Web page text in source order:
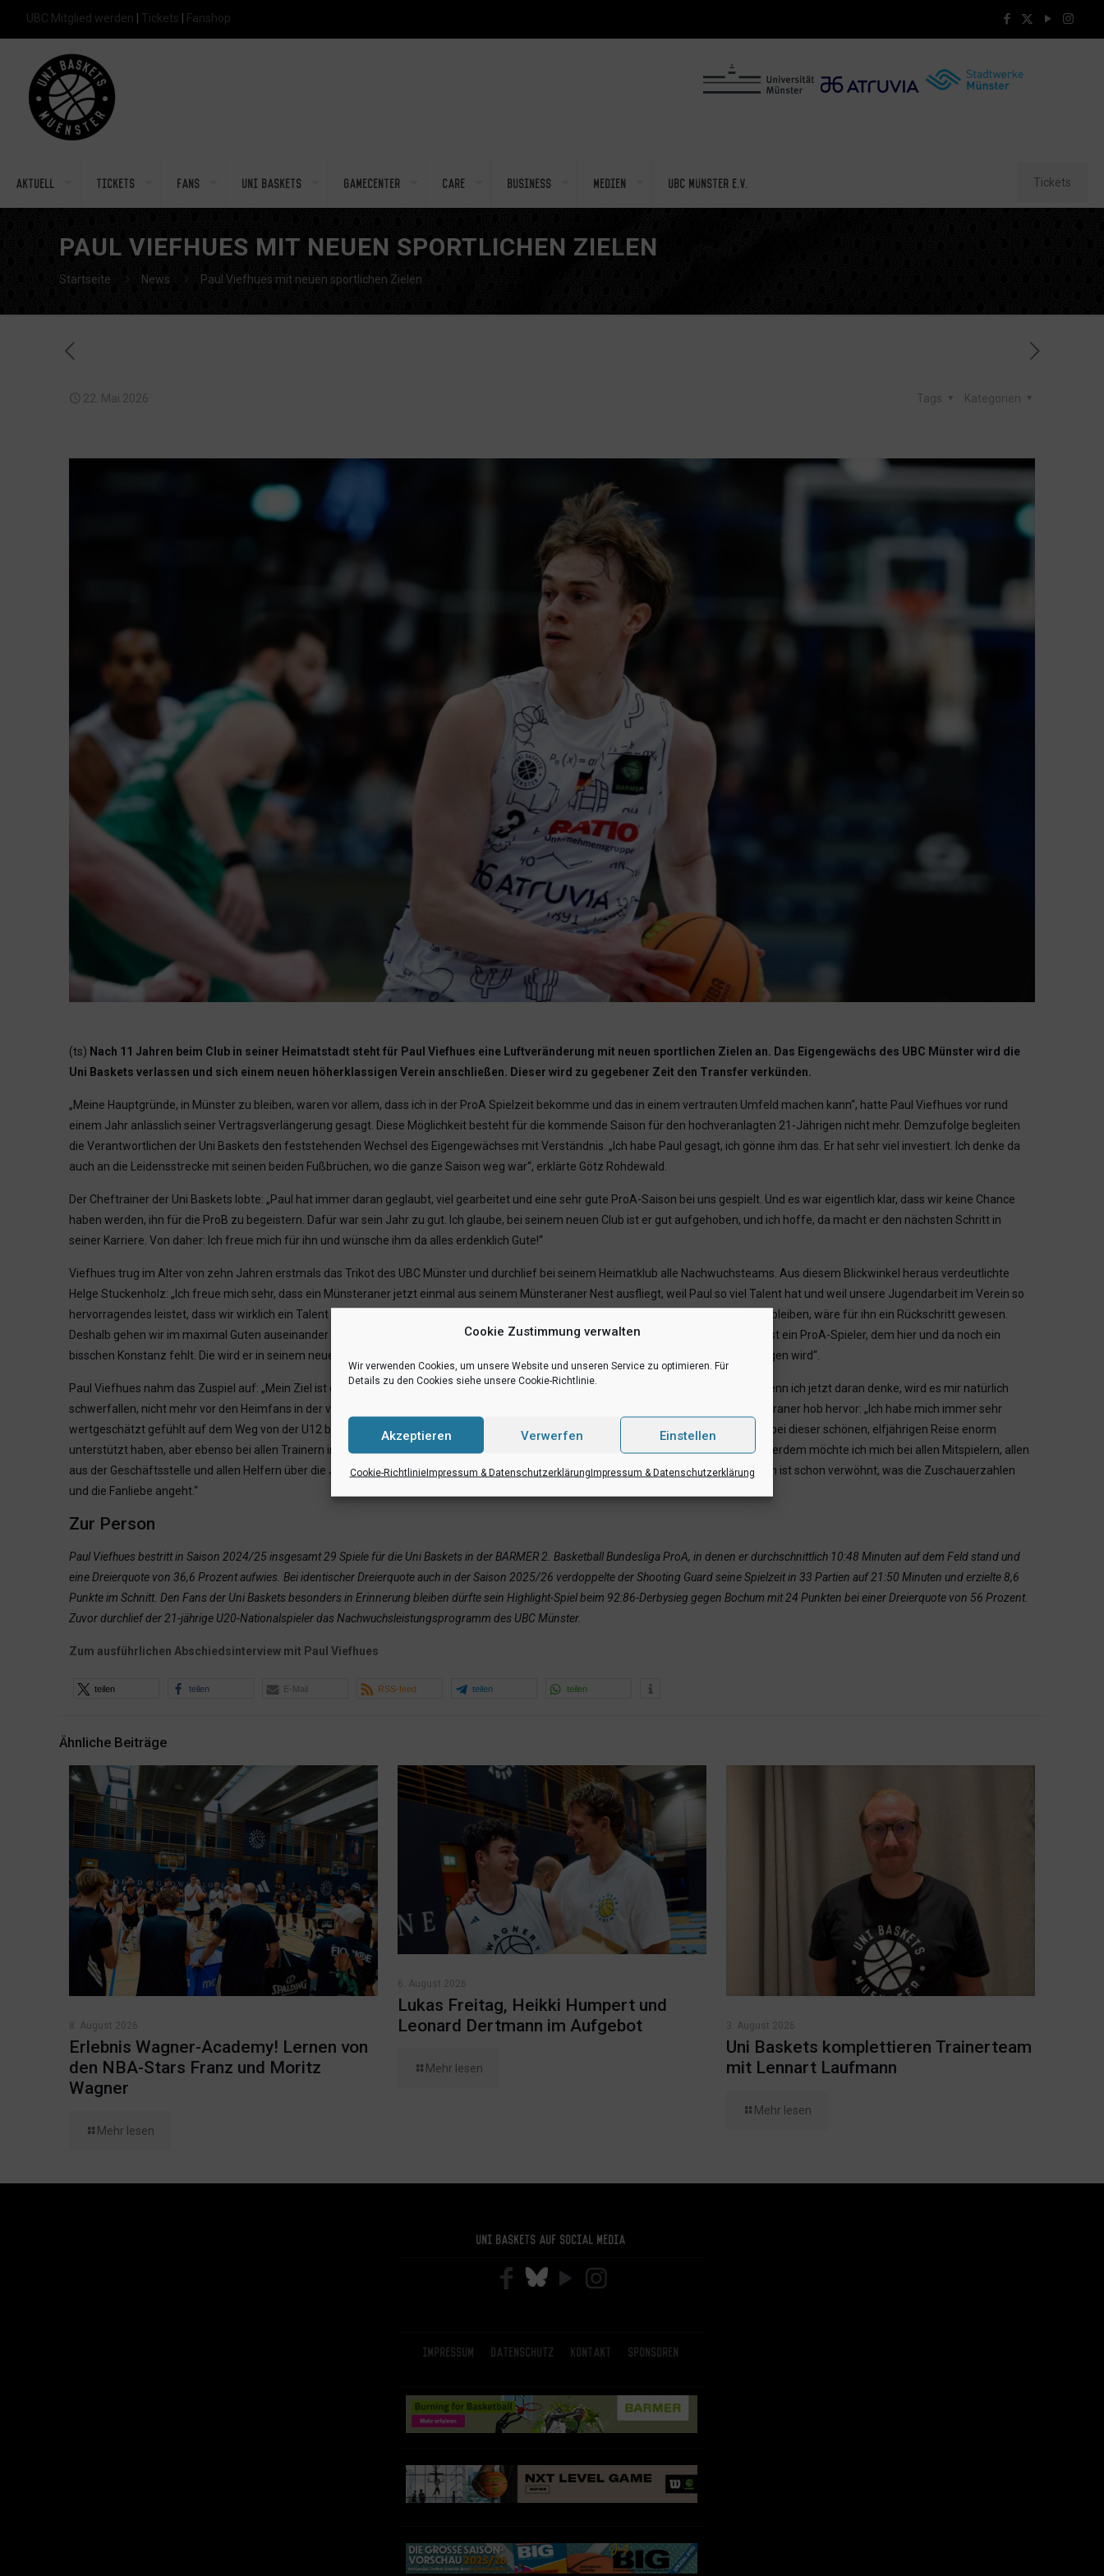
Cookie Zustimmung verwalten
Wir verwenden Cookies, um unsere Website und unseren Service zu optimieren. Für
Details zu den Cookies siehe unsere Cookie-Richtlinie.
Akzeptieren Verwerfen Einstellen
Cookie-RichtlinieImpressum & DatenschutzerklärungImpressum & Datenschutzerklärung
UBC Mitglied werden Tickets Fanshop
Aktuell Tickets Fans Uni Baskets Gamecenter Care Business Medien UBC Münster e.V. Tickets
PAUL VIEFHUES MIT NEUEN SPORTLICHEN ZIELEN
Startseite News Paul Viefhues mit neuen sportlichen Zielen
22. Mai 2026 Kategorien
Tags
(ts) Nach 11 Jahren beim Club in seiner Heimatstadt steht für Paul Viefhues eine Luftveränderung mit neuen sportlichen Zielen an. Das Eigengewächs des UBC Münster wird die
Uni Baskets verlassen und sich einem neuen höherklassigen Verein anschließen. Dieser wird zu gegebener Zeit den Transfer verkünden.
„Meine Hauptgründe, in Münster zu bleiben, waren vor allem, dass ich in der ProA Spielzeit bekomme und das in einem vertrauten Umfeld machen kann“, hatte Paul Viefhues vor rund
einem Jahr anlässlich seiner Vertragsverlängerung gesagt. Diese Möglichkeit besteht für die kommende Saison für den hochveranlagten 21-Jährigen nicht mehr. Demzufolge begleiten
die Verantwortlichen der Uni Baskets den feststehenden Wechsel des Eigengewächses mit Verständnis. „Ich habe Paul gesagt, ich gönne ihm das. Er hat sehr viel investiert. Ich denke da
auch an die Leidensstrecke mit seinen beiden Fußbrüchen, wo die ganze Saison weg war“, erklärte Götz Rohdewald.
Der Cheftrainer der Uni Baskets lobte: „Paul hat immer daran geglaubt, viel gearbeitet und eine sehr gute ProA-Saison bei uns gespielt. Und es war eigentlich klar, dass wir keine Chance
haben werden, ihn für die ProB zu begeistern. Dafür war sein Jahr zu gut. Ich glaube, bei seinem neuen Club ist er gut aufgehoben, und ich hoffe, da macht er den nächsten Schritt in
seiner Karriere. Von daher: Ich freue mich für ihn und wünsche ihm da alles erdenklich Gute!“
Viefhues trug im Alter von zehn Jahren erstmals das Trikot des UBC Münster und durchlief bei seinem Heimatklub alle Nachwuchsteams. Aus diesem Blickwinkel heraus verdeutlichte
Helge Stuckenholz: „Ich freue mich sehr, dass ein Münsteraner jetzt einmal aus seinem Münsteraner Nest ausfliegt, weil Paul so viel Talent hat und weil unsere Jugendarbeit im Verein so
hervorragendes leistet, dass wir wirklich ein Talent von dem Format herausbringen, wie es Paul hat. Noch ein Jahr mit uns in der ProB zu bleiben, wäre für ihn ein Rückschritt gewesen.
Deshalb gehen wir im maximal Guten auseinander und wünschen ihm nur das Beste.“ Der Manager der Uni Baskets ist sich sicher: „Paul ist ein ProA-Spieler, dem hier und da noch ein
bisschen Konstanz fehlt. Die wird er in seinem neuen Team dann finden.“ Zudem ist er „sehr gespannt darauf, wie weit es Paul noch bringen wird“.
Paul Viefhues nahm das Zuspiel auf: „Mein Ziel ist einfach, im Endeffekt herauszufinden, wie weit es mit Basketball gehen kann, aber wenn ich jetzt daran denke, wird es mir natürlich
schwerfallen, nicht mehr vor den Heimfans in der vollen Halle in der Stadt zu spielen, in der ich groß geworden bin.“ Der gebürtige Münsteraner hob hervor: „Ich habe mich immer sehr
wertgeschätzt gefühlt auf dem Weg von der U12 bis in das ProA-Team. Ich bedanke mich vor allem bei Helge und Götz, die mich zuletzt bei dieser schönen, elfjährigen Reise enorm
unterstützt haben, aber ebenso bei allen Trainern in 11 Jahren UBC Münster sowie selbstverständlich auch den Physios und Ärzten. Außerdem möchte ich mich bei allen Mitspielern, allen
aus der Geschäftsstelle und allen Helfern über die Jahre bedanken.“ Viefhues’ ganz besonderer Dank galt den Fans der Uni Baskets: „Man ist schon verwöhnt, was die Zuschauerzahlen
und die Fanliebe angeht.“
Zur Person
Paul Viefhues bestritt in Saison 2024/25 insgesamt 29 Spiele für die Uni Baskets in der BARMER 2. Basketball Bundesliga ProA, in denen er durchschnittlich 10:48 Minuten auf dem Feld stand und
eine Dreierquote von 36,6 Prozent aufwies. Bei identischer Dreierquote auch in der Saison 2025/26 verdoppelte der Shooting Guard seine Spielzeit in 33 Partien auf 21:50 Minuten und erzielte 8,6
Punkte im Schnitt. Den Fans der Uni Baskets besonders in Erinnerung bleiben dürfte sein Highlight-Spiel beim 92:86-Derbysieg gegen Bochum mit 24 Punkten bei einer Dreierquote von 56 Prozent.
Zuvor durchlief der 21-jährige U20-Nationalspieler das Nachwuchsleistungsprogramm des UBC Münster.
Zum ausführlichen Abschiedsinterview mit Paul Viefhues
teilen teilen E-Mail RSS-feed teilen teilen
Ähnliche Beiträge
8. August 2026
Erlebnis Wagner-Academy! Lernen von
den NBA-Stars Franz und Moritz
Wagner
Mehr lesen
6. August 2026
Lukas Freitag, Heikki Humpert und
Leonard Dertmann im Aufgebot
Mehr lesen
3. August 2026
Uni Baskets komplettieren Trainerteam
mit Lennart Laufmann
Mehr lesen
Uni Baskets auf Social Media
Impressum Datenschutz Kontakt Sponsoren